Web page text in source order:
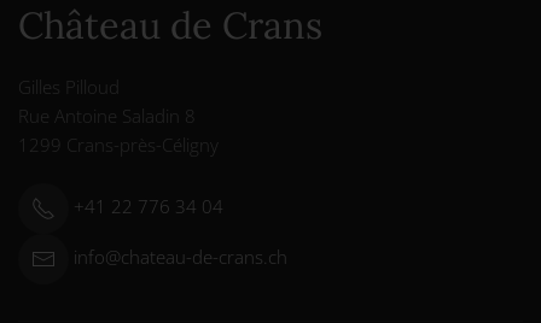
Château de Crans
Gilles Pilloud
Rue Antoine Saladin 8
1299 Crans-près-Céligny
+41 22 776 34 04
info@chateau-de-crans.ch